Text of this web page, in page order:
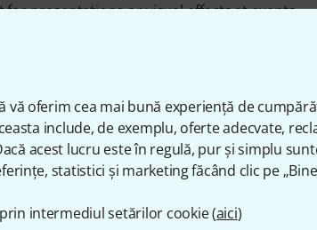
oferim cea mai bună experiență de
include, de exemplu, oferte adecvate,
acest lucru este în regulă, pur și simplu
statistici și marketing făcând clic pe
intermediul setărilor cookie (aici)
for presentations or visual effects at events
Boom Arm 48-51/250
1
on half clamp for pipes with a diameter
mm
length of boom arm: 250 mm